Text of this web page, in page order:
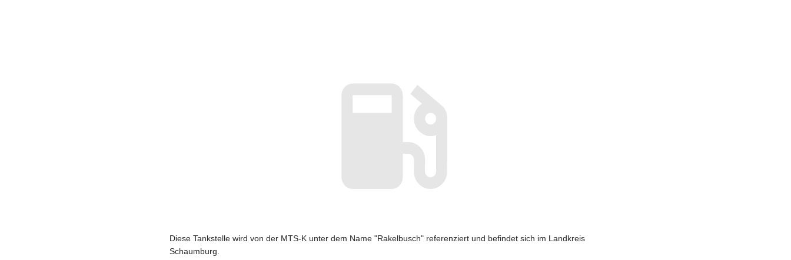
Diese Tankstelle wird von der MTS-K unter dem Name "Rakelbusch" referenziert und befindet sich im Landkreis
Schaumburg.